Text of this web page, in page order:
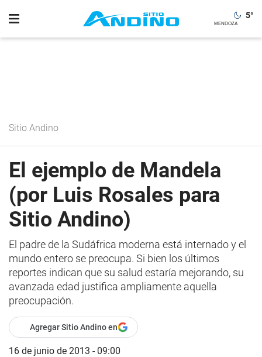
5°
Sitio Andino
El ejemplo de Mandela
(por Luis Rosales para
Sitio Andino)
El padre de la Sudáfrica moderna está internado y el
mundo entero se preocupa. Si bien los últimos
reportes indican que su salud estaría mejorando, su
avanzada edad justifica ampliamente aquella
preocupación.
Agregar Sitio Andino en
16 de junio de 2013 - 09:00